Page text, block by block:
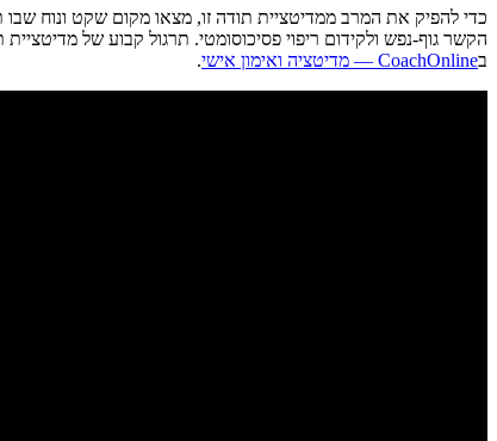
כדי להפיק את המרב ממדיטציית תודה זו, מצאו מקום שקט ונוח
הקשר גוף-נפש ולקידום ריפוי פסיכוסומטי. תרגול קבוע של
בCoachOnline — מדיטציה ואימון אישי .